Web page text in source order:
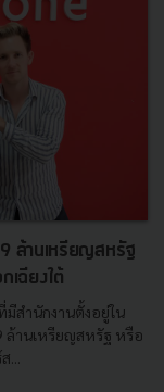
ล้านเหรียญสหรัฐ
เฉียงใต้
มีสำนักงานตั้งอยู่ใน
ล้านเหรียญสหรัฐ หรือ